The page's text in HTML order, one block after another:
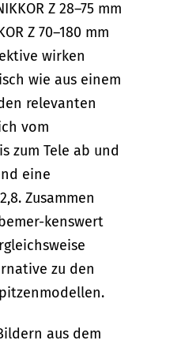
Z 28–75 mm
Z 70–180 mm
wirken
wie aus einem
relevanten
vom
zum Tele ab und
eine
Zusammen
kenswert
zu den
aus dem